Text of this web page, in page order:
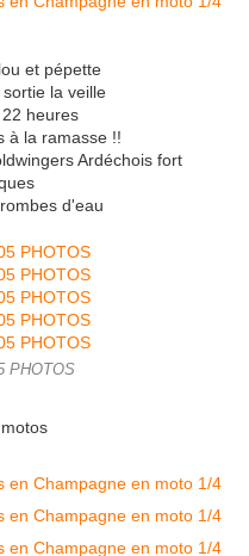
et pépette
la veille
heures
à la ramasse !!
Ardéchois fort
d'eau
PHOTOS